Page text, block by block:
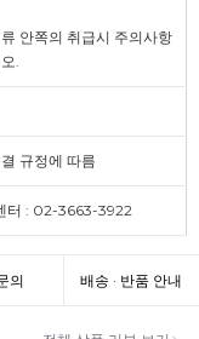
안쪽의 취급시 주의사항
.
규정에 따름
터 : 02-3663-3922
의 배송 · 반품 안내